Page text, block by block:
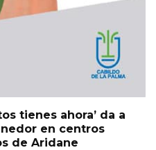
tienes ahora’ da a
en centros
de Aridane